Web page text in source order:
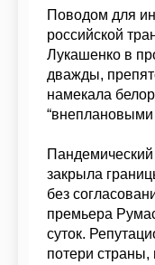
Поводом для
российской
Лукашенко в
дважды,
намекала
“внеплановыми
закрыла
без
премьера
суток.
потери страны,